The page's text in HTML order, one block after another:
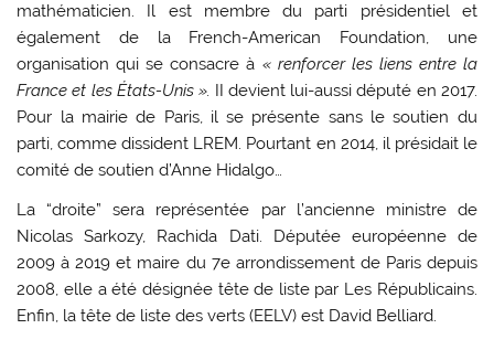
mathématicien. Il est membre du parti présidentiel et
également de la French-American Foundation, une
organisation qui se consacre à « renforcer les liens entre la
France et les États-Unis ». II devient lui-aussi député en 2017.
Pour la mairie de Paris, il se présente sans le soutien du
parti, comme dissident LREM. Pourtant en 2014, il présidait le
comité de soutien d’Anne Hidalgo…
La “droite” sera représentée par l’ancienne ministre de
Nicolas Sarkozy, Rachida Dati. Députée européenne de
2009 à 2019 et maire du 7e arrondissement de Paris depuis
2008, elle a été désignée tête de liste par Les Républicains.
Enfin, la tête de liste des verts (EELV) est David Belliard.